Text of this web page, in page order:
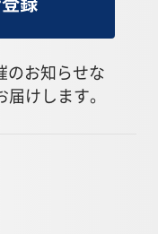
のお知らせな
けします。